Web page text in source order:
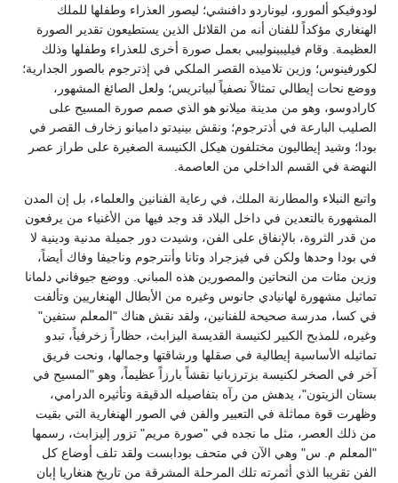
لودوفيكو ألمورو، ليوناردو دافنشي؛ ليصور العذراء وطفلها للملك
الهنغاري مؤكداً للفنان أنه من القلائل الذين يستطيعون تقدير الصورة
العظيمة. وقام فيليبينوليبي بعمل صورة أخرى للعذراء وطفلها وذلك
لكورفينوس؛ وزين تلاميذه القصر الملكي في إذترجوم بالصور الجدارية؛
ووضع نحات إيطالي تمثالاً نصفياً لبياتريس؛ ولعل الصائغ المشهور،
كارادوسو، وهو من مدينة ميلانو هو الذي صمم صورة المسيح على
الصليب البارعة في أذترجوم؛ ونقش بينيدتو داميانو زخارف القصر في
بودا؛ وشيد إيطاليون مختلفون هيكل الكنيسة الصغيرة على طراز عصر
النهضة في القسم الداخلي من العاصمة.
واتبع النبلاء والمطارنة الملك، في رعاية الفنانين والعلماء، بل إن المدن
المشهورة بالتعدين في داخل البلاد قد وجد فيها من الأغنياء من يرفعون
من قدر الثروة، بالإنفاق على الفن، وشيدت دور جميلة مدنية ودينية لا
في بودا وحدها ولكن في فيزجراد وتانا وأنترجوم وناجيفا وفاك أيضاً،
وزين مئات من النحاتين والمصورين هذه المباني. ووضع جيوفاني دلمانا
تماثيل مشهورة لهانيادي جانوس وغيره من الأبطال الهنغاريين وتألفت
في كسا، مدرسة صحيحة للفنانين، ولقد نقش هناك "المعلم ستفين"
وغيره، للمذبح الكبير لكنيسة القديسة اليزابث، حظاراً زخرفياً، تبدو
تماثيله الأساسية إيطالية في صقلها ورشاقتها وجمالها، ونحت فريق
آخر في الصخر لكنيسة بزترزبانيا نقشاً بارزاً عظيماً، وهو "المسيح في
بستان الزيتون"، يدهش من رآه بتفاصيله الدقيقة وتأثيره الدرامي،
وظهرت قوة مماثلة في التعبير والفن في الصور الهنغارية التي بقيت
من ذلك العصر، مثل ما نجده في "صورة مريم" تزور إليزابث، رسمها
"المعلم م. س" وهي الآن في متحف بودابست ولقد تلف أوضاع كل
الفن تقريبا الذي أثمرته تلك المرحلة المشرقة من تاريخ هنغاريا إبان